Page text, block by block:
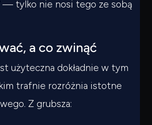
— tylko nie nosi tego ze sobą
a co zwinąć
użyteczna dokładnie w tym
trafnie rozróżnia istotne
Z grubsza: